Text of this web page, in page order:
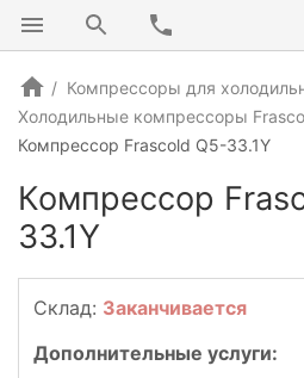
Компрессоры для
Холодильные компрессоры
Компрессор Frascold Q5-33.1Y
Компрессор
33.1Y
ИТАЛИЯ
Склад: Заканчивается
Дополнительные услуги: